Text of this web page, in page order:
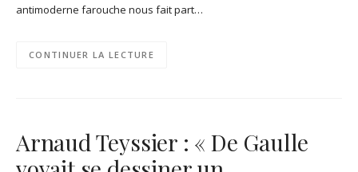
antimoderne farouche nous fait part…
CONTINUER LA LECTURE
Arnaud Teyssier : « De Gaulle